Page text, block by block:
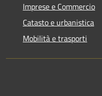
Imprese e Commercio
Catasto e urbanistica
Mobilità e trasporti